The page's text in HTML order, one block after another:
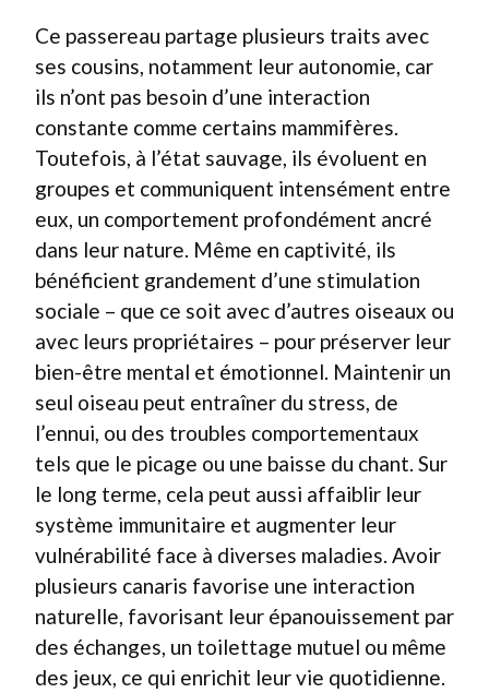
Ce passereau partage plusieurs traits avec
ses cousins, notamment leur autonomie, car
ils n’ont pas besoin d’une interaction
constante comme certains mammifères.
Toutefois, à l’état sauvage, ils évoluent en
groupes et communiquent intensément entre
eux, un comportement profondément ancré
dans leur nature. Même en captivité, ils
bénéficient grandement d’une stimulation
sociale – que ce soit avec d’autres oiseaux ou
avec leurs propriétaires – pour préserver leur
bien-être mental et émotionnel. Maintenir un
seul oiseau peut entraîner du stress, de
l’ennui, ou des troubles comportementaux
tels que le picage ou une baisse du chant. Sur
le long terme, cela peut aussi affaiblir leur
système immunitaire et augmenter leur
vulnérabilité face à diverses maladies. Avoir
plusieurs canaris favorise une interaction
naturelle, favorisant leur épanouissement par
des échanges, un toilettage mutuel ou même
des jeux, ce qui enrichit leur vie quotidienne.